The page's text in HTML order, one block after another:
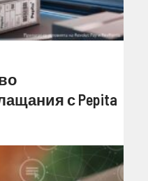
с Pepita